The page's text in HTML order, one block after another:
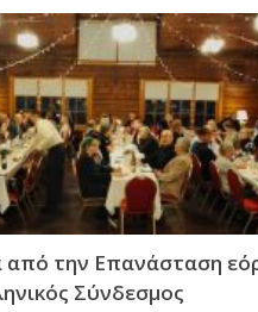
από την Επανάσταση
Σύνδεσμος